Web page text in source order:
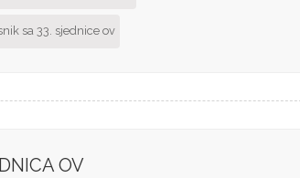
sa 33. sjednice ov
OV